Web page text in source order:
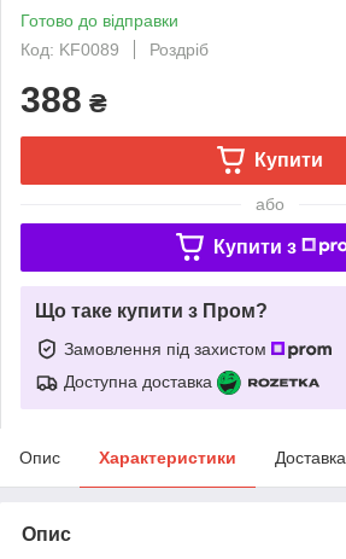
Готово до відправки
Код: KF0089
Роздріб
388 ₴
Купити
або
Купити з
Що таке купити з Пром?
Замовлення під захистом
Доступна доставка
Опис Характеристики Доставка
Опис